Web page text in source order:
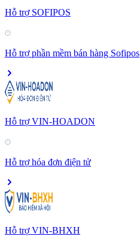
Hỗ trợ SOFIPOS
Hỗ trợ phần mềm bán hàng Sofipos
Hỗ trợ VIN-HOADON
Hỗ trợ hóa đơn điện tử
Hỗ trợ VIN-BHXH